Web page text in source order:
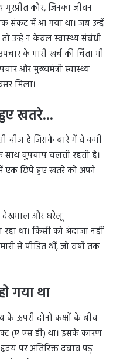
गुरप्रीत कौर, जिनका जीवन
संकट में आ गया था। जब उन्हें
उन्हें न केवल स्वास्थ्य संबंधी
के भारी खर्च की चिंता भी
और मुख्यमंत्री स्वास्थ्य
मिला।
खतरे…
चीज है जिसके बारे में वे कभी
चुपचाप चलती रहती है।
एक छिपे हुए खतरे को अपने
देखभाल और घरेलू
था। किसी को अंदाजा नहीं
से पीड़ित थीं, जो वर्षों तक
गया था
के ऊपरी दोनों कक्षों के बीच
(ए एस डी) था। इसके कारण
पर अतिरिक्त दबाव पड़